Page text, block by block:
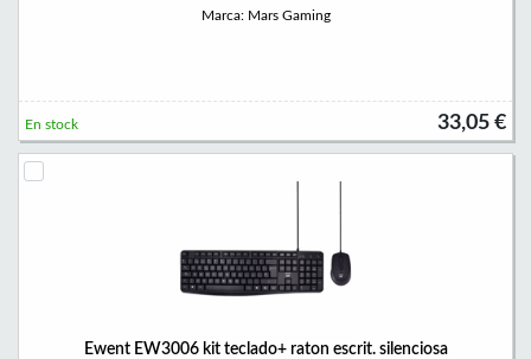
Marca: Mars Gaming
33,05 €
En stock
Ewent EW3006 kit teclado+ raton escrit. silenciosa